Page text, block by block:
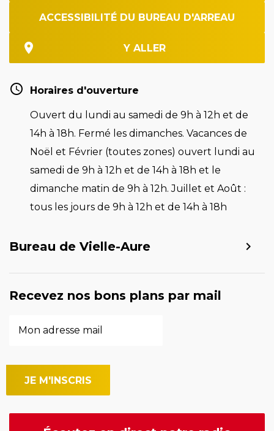
ACCESSIBILITÉ DU BUREAU D'ARREAU
Y ALLER
Horaires d'ouverture
Ouvert du lundi au samedi de 9h à 12h et de
14h à 18h. Fermé les dimanches. Vacances de
Noël et Février (toutes zones) ouvert lundi au
samedi de 9h à 12h et de 14h à 18h et le
dimanche matin de 9h à 12h. Juillet et Août :
tous les jours de 9h à 12h et de 14h à 18h
Bureau de Vielle-Aure
Recevez nos bons plans par mail